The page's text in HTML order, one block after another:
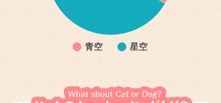
青空 星空
13～15歳 16～18歳
12歳… 13～… 16～… 1/2